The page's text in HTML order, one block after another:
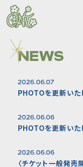
NEWS
2026.06.07
PHOTOを更新いた
2026.06.06
PHOTOを更新いた
2026.06.06
〈チケット一般発